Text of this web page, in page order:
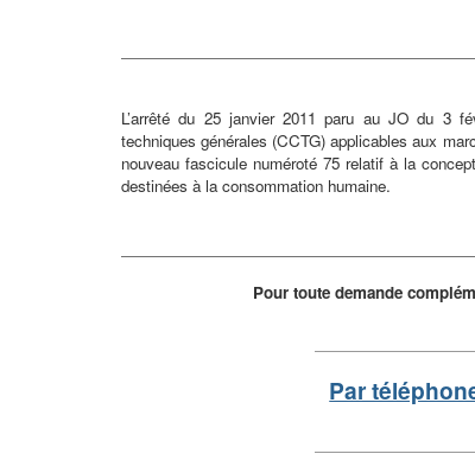
L’arrêté du 25 janvier 2011 paru au JO du 3
techniques générales (CCTG) applicables aux
nouveau fascicule numéroté 75 relatif à la
destinées à la consommation humaine.
Pour toute demande
Par